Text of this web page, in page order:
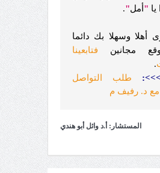
" أمل"
.
أهلا وسهلا بك دائما
مجانين فتابعينا
.
طلب التواصل
د. رفيف م
المستشار: أ.د وائل أبو هندي